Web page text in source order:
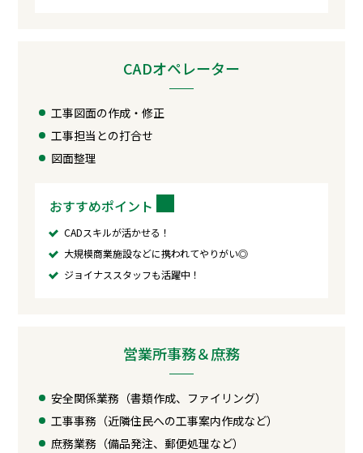
CADオペレーター
工事図面の作成・修正
工事担当との打合せ
図面整理
おすすめポイント
CADスキルが活かせる！
大規模商業施設などに携われてやりがい◎
ジョイナススタッフも活躍中！
営業所事務＆庶務
安全関係業務（書類作成、ファイリング）
工事事務（近隣住民への工事案内作成など）
庶務業務（備品発注、郵便処理など）